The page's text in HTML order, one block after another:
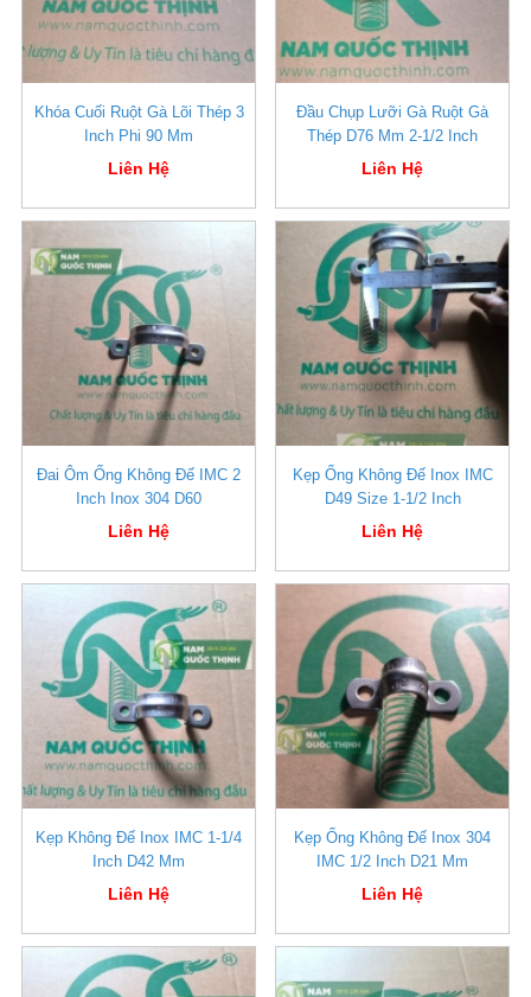
Khóa Cuối Ruột Gà Lõi Thép 3
Inch Phi 90 Mm
Liên Hệ
Đầu Chụp Lưỡi Gà Ruột Gà
Thép D76 Mm 2-1/2 Inch
Liên Hệ
Đai Ôm Ống Không Đế IMC 2
Inch Inox 304 D60
Liên Hệ
Kẹp Ống Không Đế Inox IMC
D49 Size 1-1/2 Inch
Liên Hệ
Kẹp Không Đế Inox IMC 1-1/4
Inch D42 Mm
Liên Hệ
Kẹp Ống Không Đế Inox 304
IMC 1/2 Inch D21 Mm
Liên Hệ